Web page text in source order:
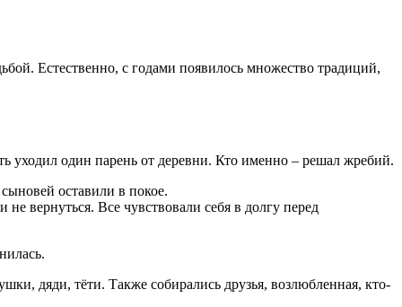
Естественно, с годами появилось множество традиций,
уходил один парень от деревни. Кто именно – решал жребий.
оставили в покое.
вернуться. Все чувствовали себя в долгу перед
дяди, тёти. Также собирались друзья, возлюбленная, кто-